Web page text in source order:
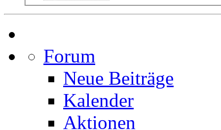
Forum
Neue Beiträge
Kalender
Aktionen